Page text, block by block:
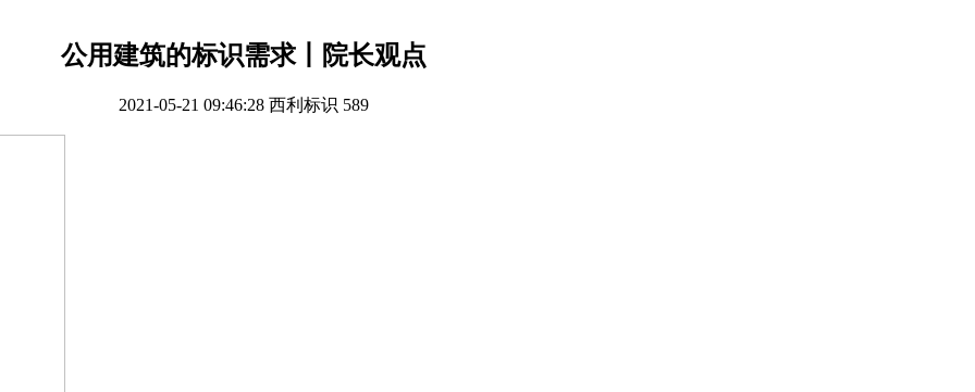
公用建筑的标识需求丨院长观点
2021-05-21 09:46:28 西利标识 589